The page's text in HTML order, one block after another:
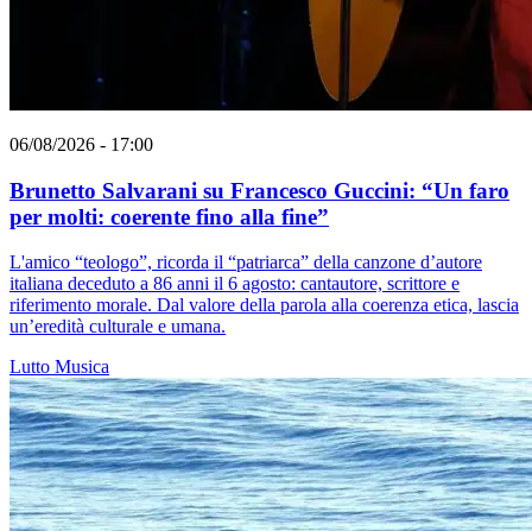
06/08/2026 - 17:00
Brunetto Salvarani su Francesco Guccini: “Un faro
per molti: coerente fino alla fine”
L'amico “teologo”, ricorda il “patriarca” della canzone d’autore
italiana deceduto a 86 anni il 6 agosto: cantautore, scrittore e
riferimento morale. Dal valore della parola alla coerenza etica, lascia
un’eredità culturale e umana.
Lutto Musica